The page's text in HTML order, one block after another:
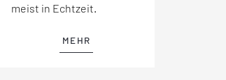
meist in Echtzeit.
MEHR